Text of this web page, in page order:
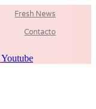
Fresh News
Contacto
Youtube